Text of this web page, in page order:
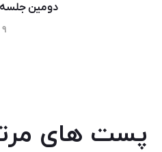
دومین
۹ اردیبهشت ۱۳۹۸
پست های